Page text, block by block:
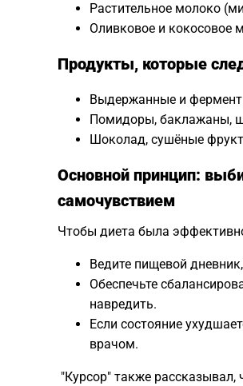
Растительное молоко
Оливковое и кокосовое
Продукты, которые
Выдержанные и
Помидоры, баклажаны,
Шоколад, сушёные
Основной принцип:
самочувствием
Чтобы диета была
Ведите пищевой
Обеспечьте
навредить.
Если состояние
врачом.
"Курсор" также рассказывал,